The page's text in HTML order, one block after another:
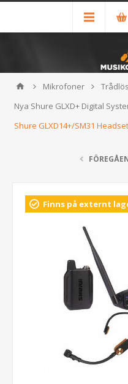
Mikrofoner
Nya Shure GLXD+ Digital
Shure GLXD14+/SM31
Finns på externt